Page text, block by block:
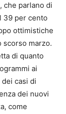
che parlano di
39 per cento
ottimistiche
scorso marzo.
di quanto
ai
dei casi di
dei nuovi
come